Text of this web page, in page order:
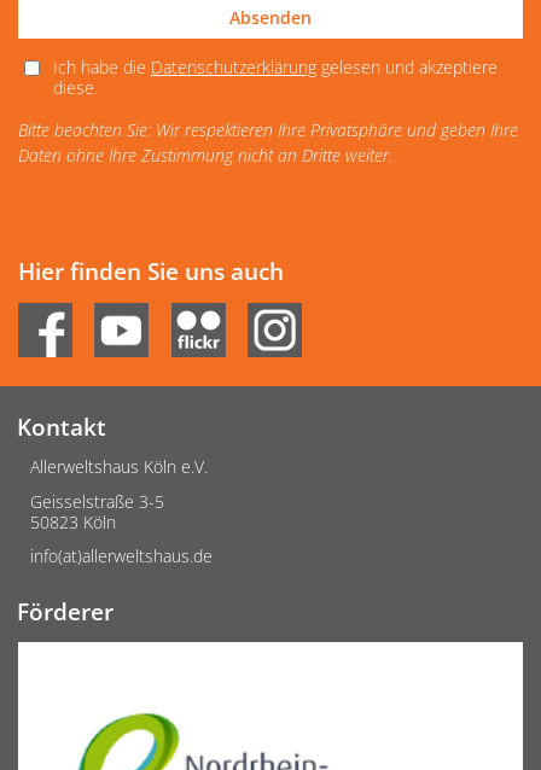
Absenden
Ich habe die Datenschutzerklärunggelesen und akzeptiere
diese.
Bitte beachten Sie: Wir respektieren Ihre Privatsphäre und geben Ihre
Daten ohne Ihre Zustimmung nicht an Dritte weiter.
Hier finden Sie uns auch
Kontakt
Allerweltshaus Köln e.V.
Geisselstraße 3-5
50823 Köln
info(at)allerweltshaus.de
Förderer